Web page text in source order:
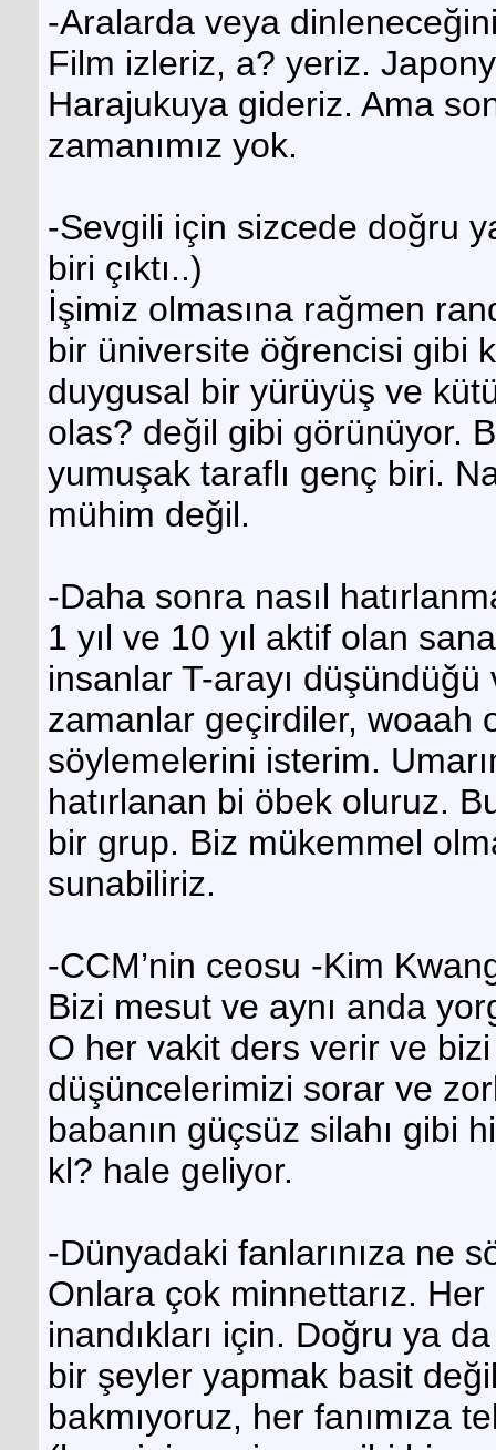
-Aralarda veya
Film izleriz, a? yeriz.
Harajukuya gideriz. Ama
zamanımız yok.
-Sevgili için sizcede doğru
biri çıktı..)
İşimiz olmasına rağmen
bir üniversite öğrencisi gibi
duygusal bir yürüyüş ve
olas? değil gibi görünüyor.
yumuşak taraflı genç biri.
mühim değil.
-Daha sonra nasıl
1 yıl ve 10 yıl aktif olan
insanlar T-arayı
zamanlar geçirdiler, woaah
söylemelerini isterim.
hatırlanan bi öbek oluruz.
bir grup. Biz mükemmel
sunabiliriz.
-CCM’nin ceosu -Kim
Bizi mesut ve aynı anda
O her vakit ders verir ve
düşüncelerimizi sorar ve
babanın güçsüz silahı gibi
kl? hale geliyor.
-Dünyadaki fanlarınıza ne
Onlara çok minnettarız.
inandıkları için. Doğru ya
bir şeyler yapmak basit
bakmıyoruz, her fanımıza